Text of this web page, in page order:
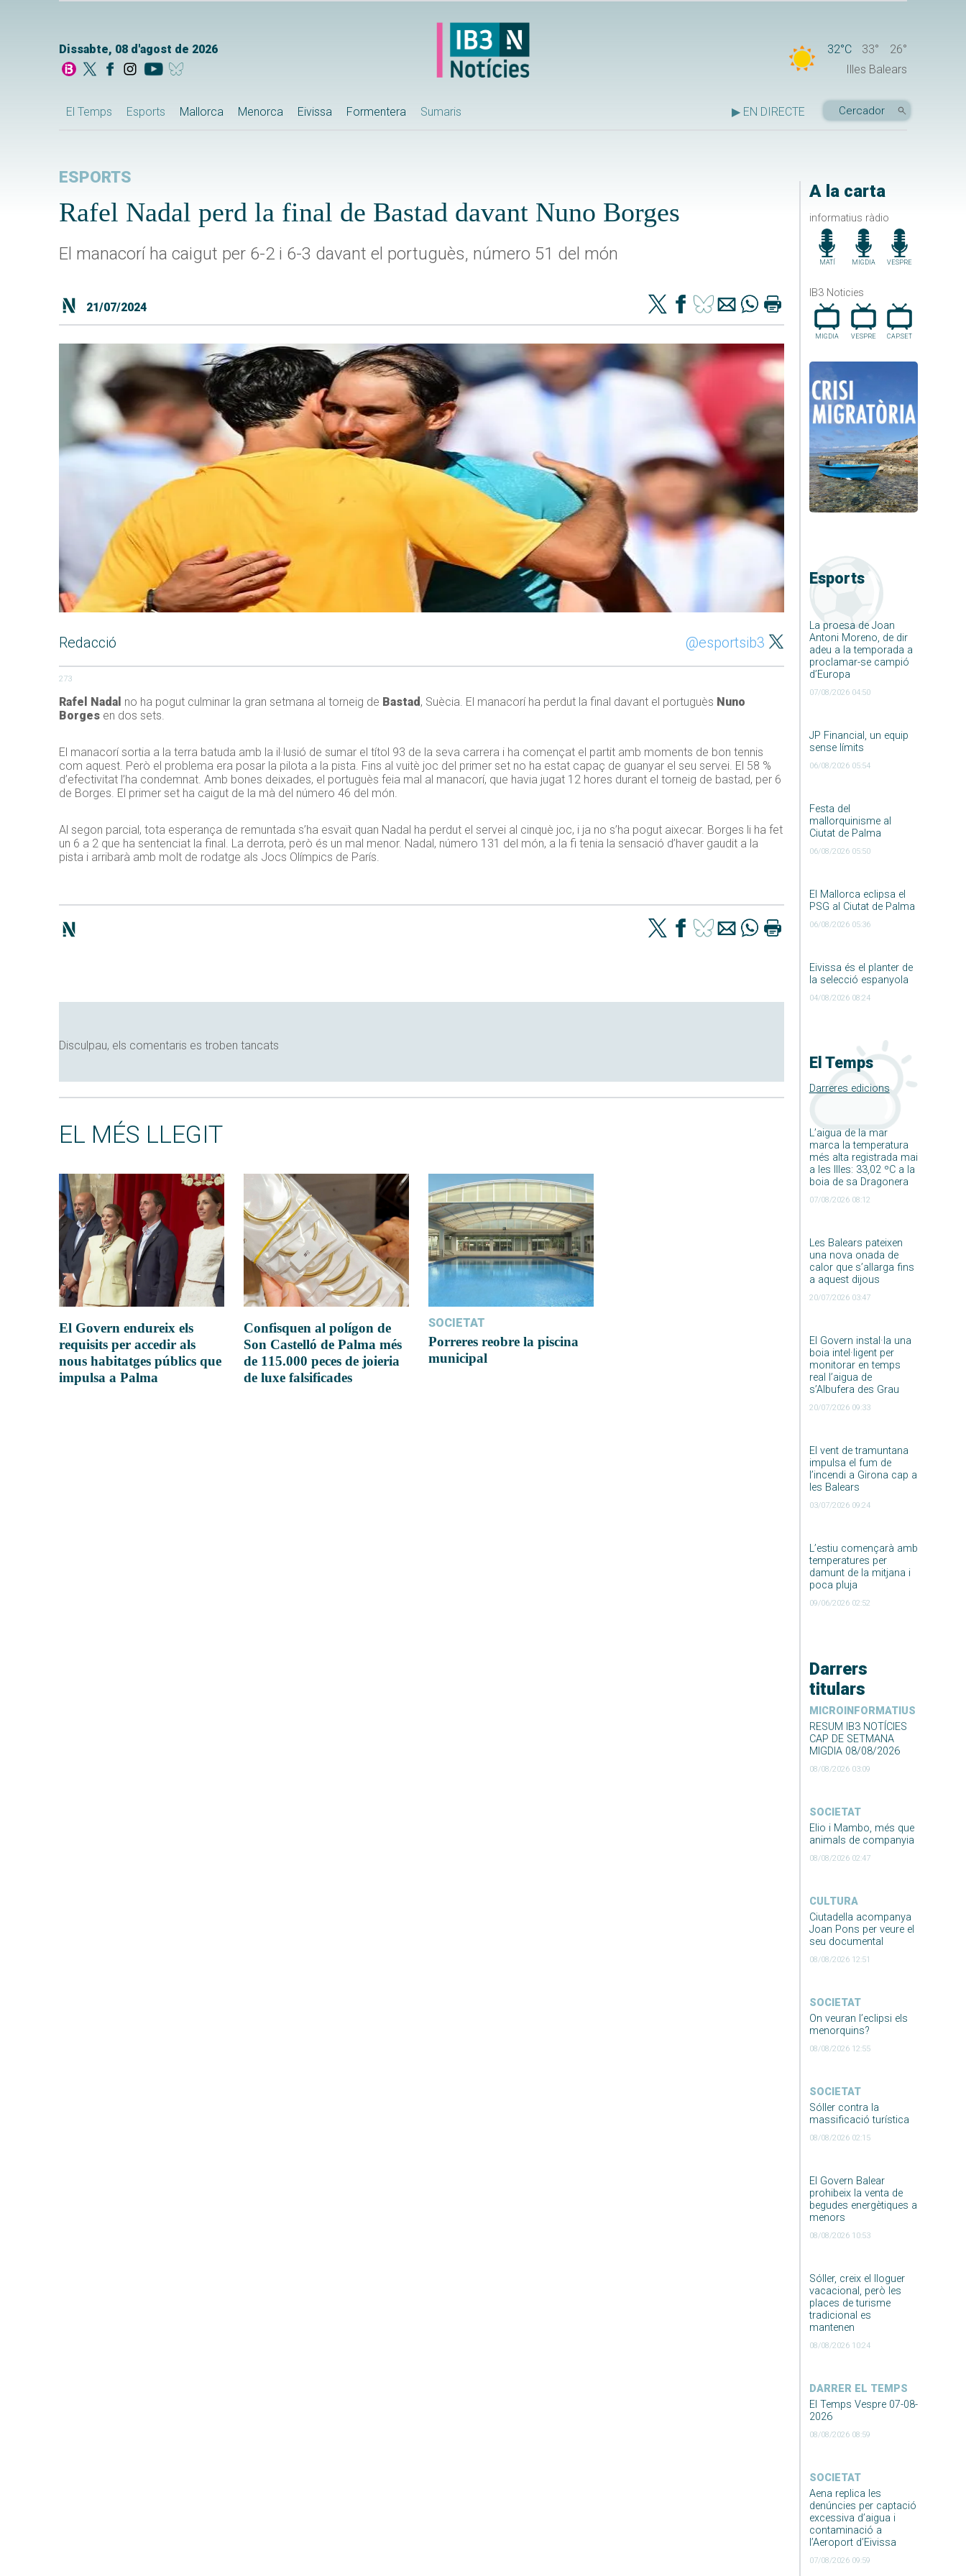
Dissabte, 08 d'agost de 2026 32°C 33°
26°
Illes Balears
El Temps Esports Mallorca Menorca Eivissa Formentera Sumaris ▶ EN DIRECTE
A la carta
informatius ràdio
MATÍ MIGDIA VESPRE
IB3 Noticies
MIGDIA VESPRE CAP.SET
Esports
La proesa de Joan
Antoni Moreno, de dir
adeu a la temporada a
proclamar-se campió
d’Europa
07/08/2026 04:50
JP Financial, un equip
sense límits
06/08/2026 05:54
Festa del
mallorquinisme al
Ciutat de Palma
06/08/2026 05:50
El Mallorca eclipsa el
PSG al Ciutat de Palma
06/08/2026 05:36
Eivissa és el planter de
la selecció espanyola
04/08/2026 08:24
El Temps
Darreres edicions
L’aigua de la mar
marca la temperatura
més alta registrada mai
a les Illes: 33,02 ºC a la
boia de sa Dragonera
07/08/2026 08:12
Les Balears pateixen
una nova onada de
calor que s’allarga fins
a aquest dijous
20/07/2026 03:47
El Govern instal·la una
boia intel·ligent per
monitorar en temps
real l’aigua de
s’Albufera des Grau
20/07/2026 09:33
El vent de tramuntana
impulsa el fum de
l’incendi a Girona cap a
les Balears
03/07/2026 09:24
L’estiu començarà amb
temperatures per
damunt de la mitjana i
poca pluja
09/06/2026 02:52
Darrers
titulars
MICROINFORMATIUS
RESUM IB3 NOTÍCIES
CAP DE SETMANA
MIGDIA 08/08/2026
08/08/2026 03:09
SOCIETAT
Elio i Mambo, més que
animals de companyia
08/08/2026 02:47
CULTURA
Ciutadella acompanya
Joan Pons per veure el
seu documental
08/08/2026 12:51
SOCIETAT
On veuran l’eclipsi els
menorquins?
08/08/2026 12:55
SOCIETAT
Sóller contra la
massificació turística
08/08/2026 02:15
El Govern Balear
prohibeix la venta de
begudes energètiques a
menors
08/08/2026 10:53
Sóller, creix el lloguer
vacacional, però les
places de turisme
tradicional es
mantenen
08/08/2026 10:24
DARRER EL TEMPS
El Temps Vespre 07-08-
2026
08/08/2026 08:59
SOCIETAT
Aena replica les
denúncies per captació
excessiva d’aigua i
contaminació a
l’Aeroport d’Eivissa
07/08/2026 09:59
ESPORTS
Rafel Nadal perd la final de Bastad davant Nuno Borges
El manacorí ha caigut per 6-2 i 6-3 davant el portuguès, número 51 del món
21/07/2024
Redacció @esportsib3
273
Rafel Nadal no ha pogut culminar la gran setmana al torneig de Bastad , Suècia. El manacorí ha perdut la final davant el portuguès Nuno
Borges en dos sets.
El manacorí sortia a la terra batuda amb la il·lusió de sumar el títol 93 de la seva carrera i ha començat el partit amb moments de bon tennis
com aquest. Però el problema era posar la pilota a la pista. Fins al vuitè joc del primer set no ha estat capaç de guanyar el seu servei. El 58 %
d’efectivitat l’ha condemnat. Amb bones deixades, el portuguès feia mal al manacorí, que havia jugat 12 hores durant el torneig de bastad, per 6
de Borges. El primer set ha caigut de la mà del número 46 del món.
Al segon parcial, tota esperança de remuntada s’ha esvaït quan Nadal ha perdut el servei al cinquè joc, i ja no s’ha pogut aixecar. Borges li ha fet
un 6 a 2 que ha sentenciat la final. La derrota, però és un mal menor. Nadal, número 131 del món, a la fi tenia la sensació d’haver gaudit a la
pista i arribarà amb molt de rodatge als Jocs Olímpics de París.
Disculpau, els comentaris es troben tancats
EL MÉS LLEGIT
El Govern endureix els
requisits per accedir als
nous habitatges públics que
impulsa a Palma
Confisquen al polígon de
Son Castelló de Palma més
de 115.000 peces de joieria
de luxe falsificades
SOCIETAT
Porreres reobre la piscina
municipal